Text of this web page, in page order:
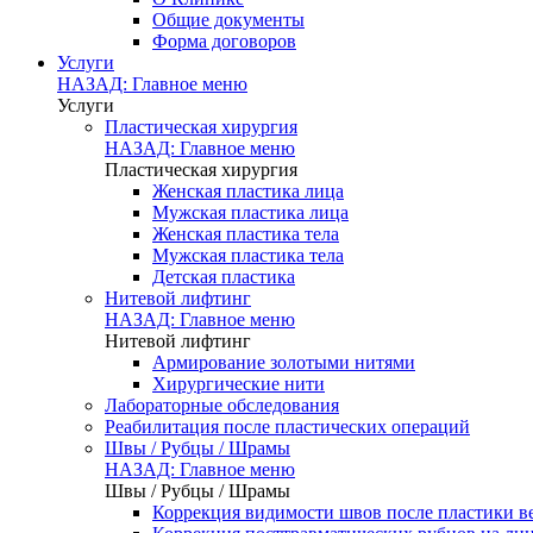
Общие документы
Форма договоров
Услуги
НАЗАД: Главное меню
Услуги
Пластическая хирургия
НАЗАД: Главное меню
Пластическая хирургия
Женская пластика лица
Мужская пластика лица
Женская пластика тела
Мужская пластика тела
Детская пластика
Нитевой лифтинг
НАЗАД: Главное меню
Нитевой лифтинг
Армирование золотыми нитями
Хирургические нити
Лабораторные обследования
Реабилитация после пластических операций
Швы / Рубцы / Шрамы
НАЗАД: Главное меню
Швы / Рубцы / Шрамы
Коррекция видимости швов после пластики